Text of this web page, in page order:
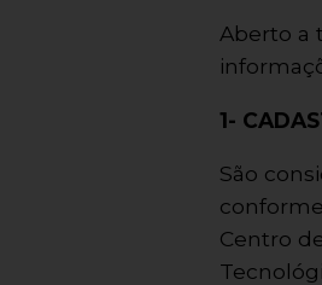
Aberto a
1-
São
Centro